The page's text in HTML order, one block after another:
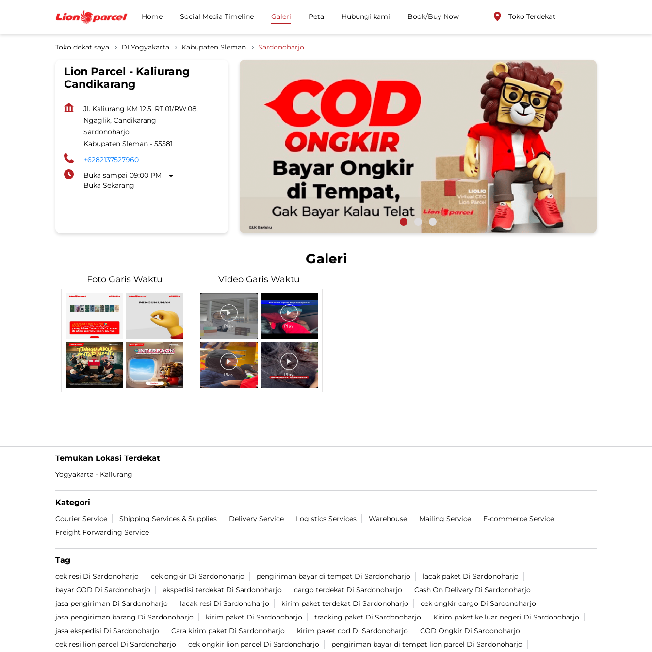
Home Social Media Timeline Galeri Peta Hubungi kami Book/Buy Now Toko Terdekat
Toko dekat saya DI Yogyakarta Kabupaten Sleman Sardonoharjo
Lion Parcel - Kaliurang
Candikarang
Jl. Kaliurang KM 12.5, RT.01/RW.08,
Ngaglik, Candikarang
Sardonoharjo
Kabupaten Sleman - 55581
+6282137527960
Buka sampai 09:00 PM
Buka Sekarang
Galeri
Foto Garis Waktu Video Garis Waktu
Temukan Lokasi Terdekat
Yogyakarta - Kaliurang
Kategori
Courier Service Shipping Services & Supplies Delivery Service Logistics Services Warehouse Mailing Service
E-commerce Service
Freight Forwarding Service
Tag
cek resi Di Sardonoharjo cek ongkir Di Sardonoharjo pengiriman bayar di tempat Di Sardonoharjo
lacak paket Di Sardonoharjo
bayar COD Di Sardonoharjo
ekspedisi terdekat Di Sardonoharjo cargo terdekat Di Sardonoharjo
Cash On Delivery Di Sardonoharjo
jasa pengiriman Di Sardonoharjo
lacak resi Di Sardonoharjo kirim paket terdekat Di Sardonoharjo
cek ongkir cargo Di Sardonoharjo
jasa pengiriman barang Di Sardonoharjo
kirim paket Di Sardonoharjo tracking paket Di Sardonoharjo
Kirim paket ke luar negeri Di Sardonoharjo
jasa ekspedisi Di Sardonoharjo
Cara kirim paket Di Sardonoharjo kirim paket cod Di Sardonoharjo
COD Ongkir Di Sardonoharjo
cek resi lion parcel Di Sardonoharjo
cek ongkir lion parcel Di Sardonoharjo pengiriman bayar di tempat lion parcel Di Sardonoharjo